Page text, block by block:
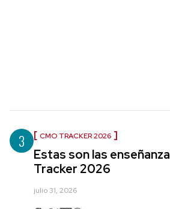
3 CMO TRACKER 2026
Estas son las
Tracker 2026
julio 31, 2026